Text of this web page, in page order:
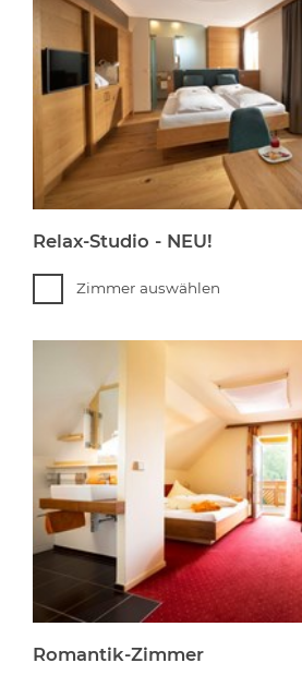
Relax-Studio - NEU!
Zimmer auswählen
Romantik-Zimmer